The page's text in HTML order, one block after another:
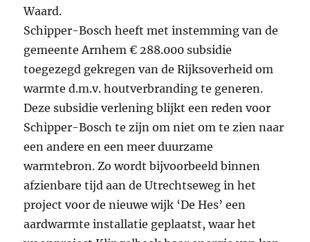
Waard.
Schipper-Bosch heeft met instemming van de
gemeente Arnhem € 288.000 subsidie
toegezegd gekregen van de Rijksoverheid om
warmte d.m.v. houtverbranding te generen.
Deze subsidie verlening blijkt een reden voor
Schipper-Bosch te zijn om niet om te zien naar
een andere en een meer duurzame
warmtebron. Zo wordt bijvoorbeeld binnen
afzienbare tijd aan de Utrechtseweg in het
project voor de nieuwe wijk ‘De Hes’ een
aardwarmte installatie geplaatst, waar het